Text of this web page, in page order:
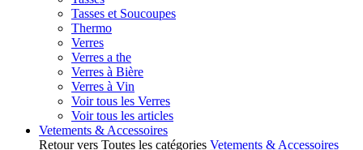
Tasses et Soucoupes
Thermo
Verres
Verres a the
Verres à Bière
Verres à Vin
Voir tous les Verres
Voir tous les articles
Vetements & Accessoires
Retour vers Toutes les catégories Vetements & Accessoires